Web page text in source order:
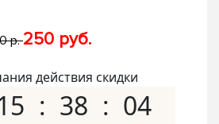
р.250 руб.
действия скидки
38 03